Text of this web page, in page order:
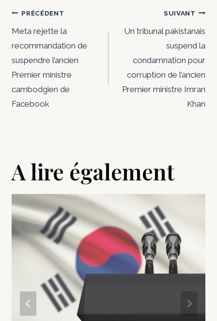
Navigation
de
l’article
PRÉCÉDENT
Meta rejette la
recommandation de
suspendre l’ancien
Premier ministre
cambodgien de
Facebook
SUIVANT
Un tribunal pakistanais
suspend la
condamnation pour
corruption de l’ancien
Premier ministre Imran
Khan
A lire également